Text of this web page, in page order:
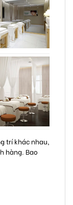
trí khác nhau,
hàng. Bao